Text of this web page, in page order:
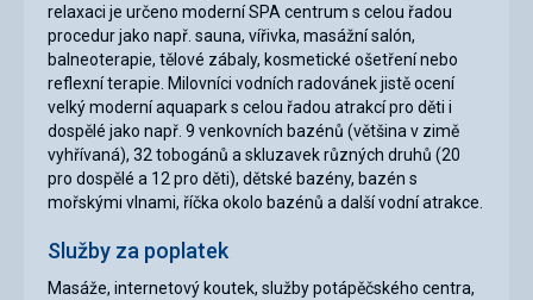
relaxaci je určeno moderní SPA centrum s celou řadou
procedur jako např. sauna, vířivka, masážní salón,
balneoterapie, tělové zábaly, kosmetické ošetření nebo
reflexní terapie. Milovníci vodních radovánek jistě ocení
velký moderní aquapark s celou řadou atrakcí pro děti i
dospělé jako např. 9 venkovních bazénů (většina v zimě
vyhřívaná), 32 tobogánů a skluzavek různých druhů (20
pro dospělé a 12 pro děti), dětské bazény, bazén s
mořskými vlnami, říčka okolo bazénů a další vodní atrakce.
Služby za poplatek
Masáže, internetový koutek, služby potápěčského centra,